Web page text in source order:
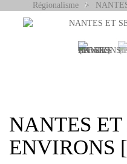
Régionalisme
>
NANTES ET
ENVIRONS